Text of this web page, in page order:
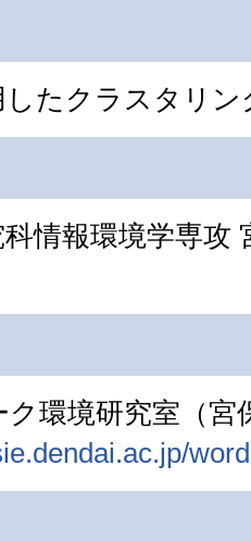
たクラスタリン
情報環境学専攻
環境研究室（宮